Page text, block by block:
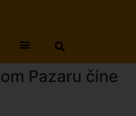
Pazaru čine